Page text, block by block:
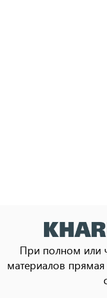
При полном или
материалов прямая